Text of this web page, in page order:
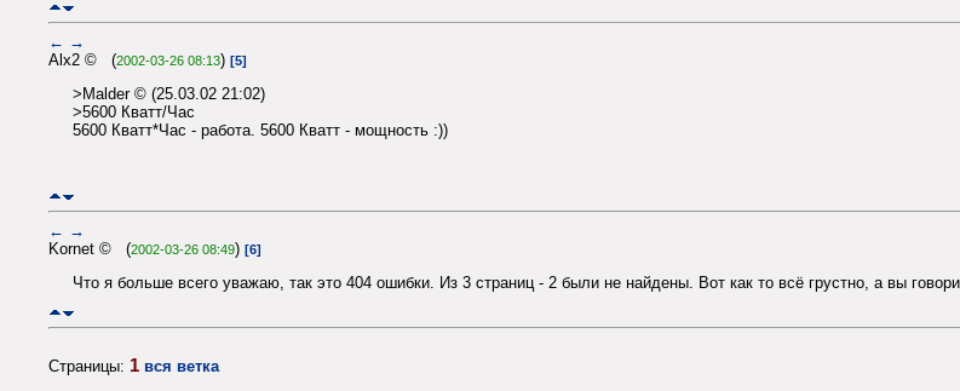
← →
Alx2 © (2002-03-26 08:13) [5]
>Malder © (25.03.02 21:02)
>5600 Кватт/Час
5600 Кватт*Час - работа. 5600 Кватт - мощность :))
← →
Kornet © (2002-03-26 08:49) [6]
Что я больше всего уважаю, так это 404 ошибки. Из 3 страниц - 2 были не найдены. Вот как то всё грустно, а вы
Страницы: 1 вся ветка